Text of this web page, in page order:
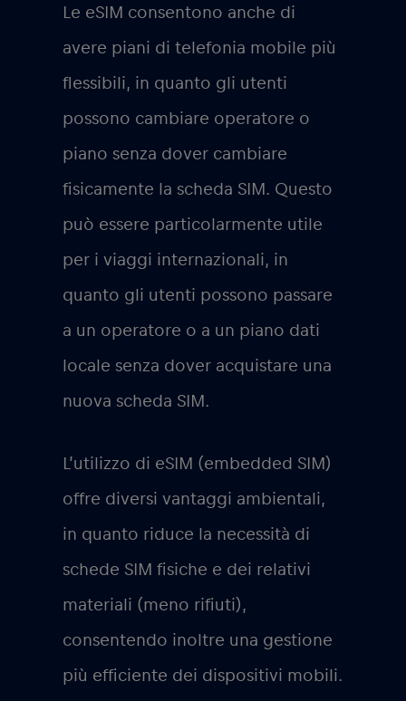
Le eSIM consentono anche di
avere piani di telefonia mobile più
flessibili, in quanto gli utenti
possono cambiare operatore o
piano senza dover cambiare
fisicamente la scheda SIM. Questo
può essere particolarmente utile
per i viaggi internazionali, in
quanto gli utenti possono passare
a un operatore o a un piano dati
locale senza dover acquistare una
nuova scheda SIM.
L’utilizzo di eSIM (embedded SIM)
offre diversi vantaggi ambientali,
in quanto riduce la necessità di
schede SIM fisiche e dei relativi
materiali (meno rifiuti),
consentendo inoltre una gestione
più efficiente dei dispositivi mobili.